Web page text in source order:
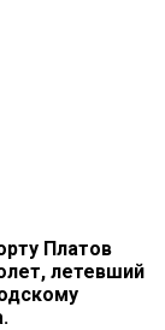
Платов
летевший